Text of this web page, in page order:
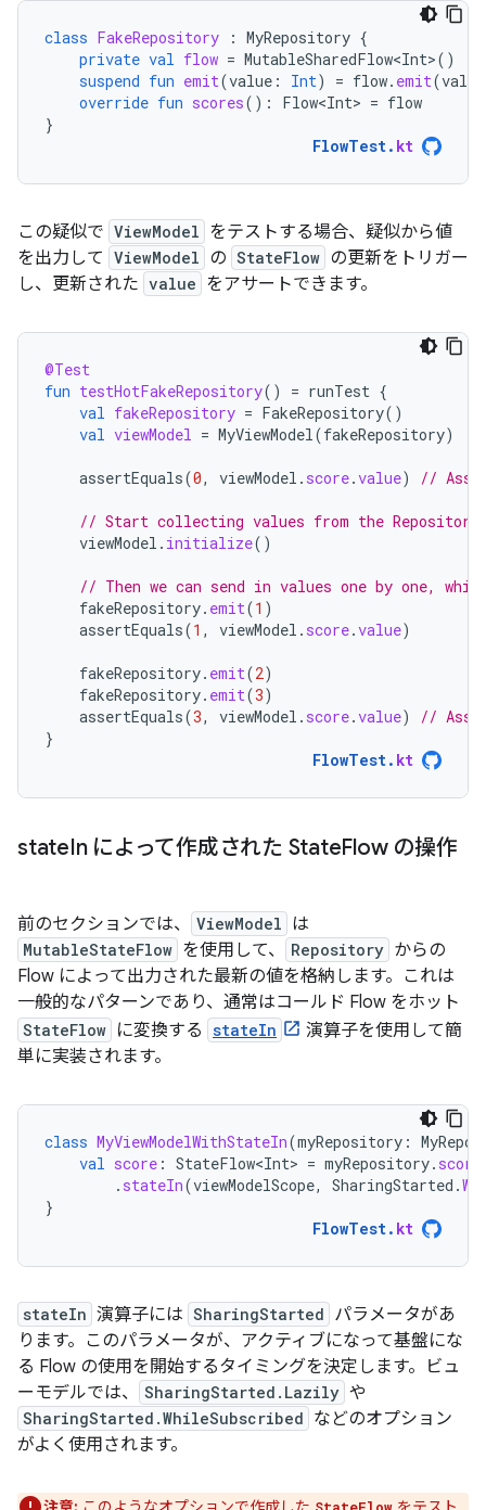
class FakeRepository : MyRepository {
private val flow = MutableSharedFlow<Int>()
suspend fun emit(value : Int) = flow. emit(value
override fun scores(): Flow<Int> = flow
}
FlowTest. kt
この疑似で ViewModel をテストする場合、疑似から値
を出力して ViewModel の StateFlow の更新をトリガー
し、更新された value をアサートできます。
@Test
fun testHotFakeRepository() = runTest {
val fakeRepository = FakeRepository()
val viewModel = MyViewModel(fakeRepository)
assertEquals(0, viewModel . score.value) //
// Start collecting values from the Repository
viewModel . initialize()
// Then we can send in values one by one,
fakeRepository. emit(1 )
assertEquals(1 , viewModel . score.value)
fakeRepository. emit(2)
fakeRepository. emit(3)
assertEquals(3, viewModel . score.value)
//
}
FlowTest. kt
stateIn によって作成された StateFlow の操作
前のセクションでは、 ViewModel は
MutableStateFlow を使用して、 Repository からの
Flow によって出力された最新の値を格納します。これは
一般的なパターンであり、通常はコールド Flow をホット
StateFlow に変換する stateIn
演算子を使用して簡
単に実装されます。
class MyViewModelWithStateIn(myRepository :
val score : StateFlow<Int> = myRepository.
. stateIn(viewModelScope, SharingStarted .
}
FlowTest. kt
stateIn 演算子には SharingStarted パラメータがあ
ります。このパラメータが、アクティブになって基盤にな
る Flow の使用を開始するタイミングを決定します。ビュ
ーモデルでは、
SharingStarted.Lazily や
SharingStarted.WhileSubscribed などのオプション
がよく使用されます。